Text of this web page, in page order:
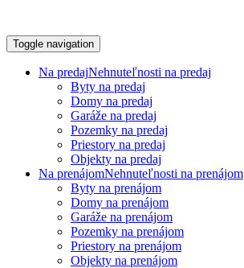
Toggle navigation
Na predajNehnuteľnosti na predaj
Byty na predaj
Domy na predaj
Garáže na predaj
Pozemky na predaj
Priestory na predaj
Objekty na predaj
Na prenájomNehnuteľnosti na prenájom
Byty na prenájom
Domy na prenájom
Garáže na prenájom
Pozemky na prenájom
Priestory na prenájom
Objekty na prenájom